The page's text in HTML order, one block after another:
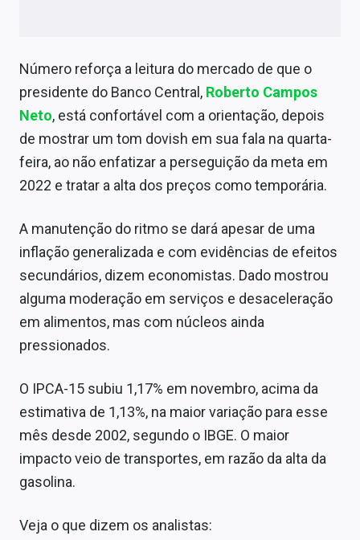
Sobre
Contato
Número reforça a leitura do mercado de que o
presidente do Banco Central, Roberto Campos
Neto, está confortável com a orientação, depois
de mostrar um tom dovish em sua fala na quarta-
feira, ao não enfatizar a perseguição da meta em
2022 e tratar a alta dos preços como temporária.
A manutenção do ritmo se dará apesar de uma
inflação generalizada e com evidências de efeitos
secundários, dizem economistas. Dado mostrou
alguma moderação em serviços e desaceleração
em alimentos, mas com núcleos ainda
pressionados.
O IPCA-15 subiu 1,17% em novembro, acima da
estimativa de 1,13%, na maior variação para esse
mês desde 2002, segundo o IBGE. O maior
impacto veio de transportes, em razão da alta da
gasolina.
Veja o que dizem os analistas: